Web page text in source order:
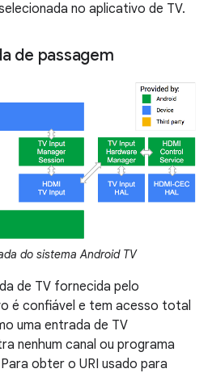
no aplicativo de TV.
de passagem
do sistema Android TV
de TV fornecida pelo
é confiável e tem acesso total
uma entrada de TV
nenhum canal ou programa
obter o URI usado para